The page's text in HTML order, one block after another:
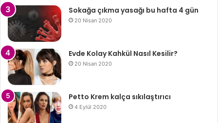
Sokağa çıkma yasağı bu hafta 4 gün
20 Nisan 2020
Evde Kolay Kahkül Nasıl Kesilir?
20 Nisan 2020
Petto Krem kalça sıkılaştırıcı
4 Eylül 2020